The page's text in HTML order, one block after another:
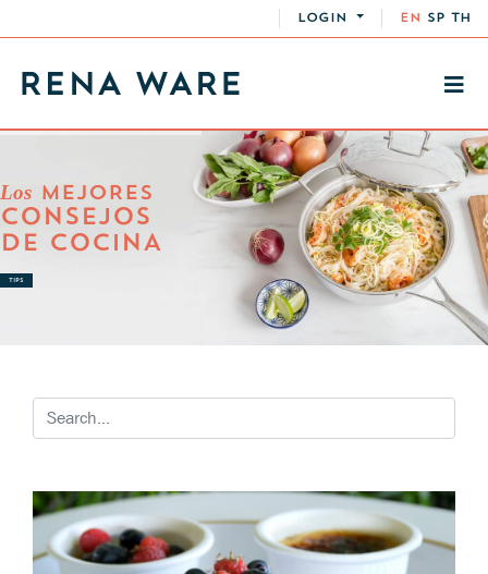
LOGIN EN SP TH
Los MEJORES
CONSEJOS
DE COCINA
TIPS